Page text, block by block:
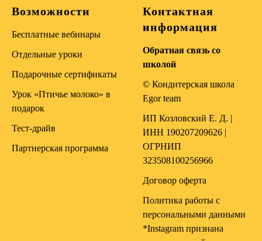
Возможности
Бесплатные вебинары
Отдельные уроки
Подарочные сертификаты
Урок «Птичье молоко» в
подарок
Тест-драйв
Партнерская программа
Контактная
информация
Обратная связь со
школой
© Кондитерская школа
Egor team
ИП Козловский Е. Д. |
ИНН 190207209626 |
ОГРНИП
323508100256966
Договор оферта
Политика работы с
персональными данными
*Instagram признана